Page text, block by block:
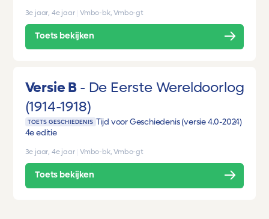
3e jaar, 4e jaar Vmbo-bk, Vmbo-gt
Toets bekijken
Versie B
De Eerste Wereldoorlog
(1914-1918)
TOETS GESCHIEDENIS Tijd voor Geschiedenis (versie 4.0-2024)
4e editie
3e jaar, 4e jaar Vmbo-bk, Vmbo-gt
Toets bekijken